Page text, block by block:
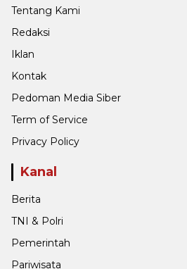
Tentang Kami
Redaksi
Iklan
Kontak
Pedoman Media Siber
Term of Service
Privacy Policy
Kanal
Berita
TNI & Polri
Pemerintah
Pariwisata